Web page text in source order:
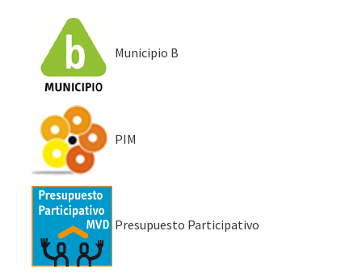
Municipio B
PIM
Presupuesto Participativo